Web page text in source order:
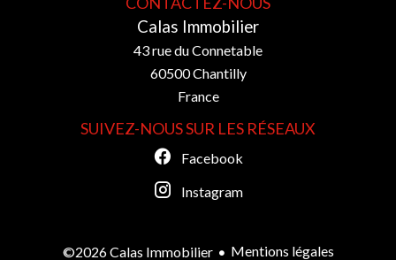
Calas Immobilier
43 rue du Connetable
60500Chantilly
France
SUIVEZ-NOUS SUR LES RÉSEAUX
Facebook
Instagram
©2026 Calas Immobilier Mentions légales